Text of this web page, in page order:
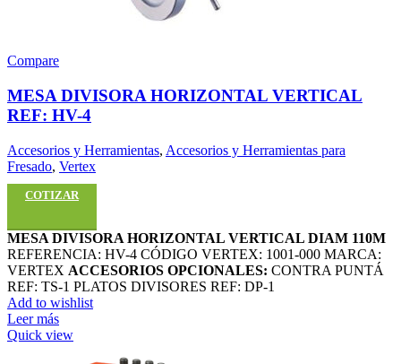
Compare
MESA DIVISORA HORIZONTAL VERTICAL
REF: HV-4
Accesorios y Herramientas, Accesorios y Herramientas para
Fresado, Vertex
COTIZAR
MESA DIVISORA HORIZONTAL VERTICAL DIAM 110M
REFERENCIA: HV-4 CÓDIGO VERTEX: 1001-000 MARCA:
VERTEX ACCESORIOS OPCIONALES: CONTRA PUNTÁ
REF: TS-1 PLATOS DIVISORES REF: DP-1
Add to wishlist
Leer más
Quick view